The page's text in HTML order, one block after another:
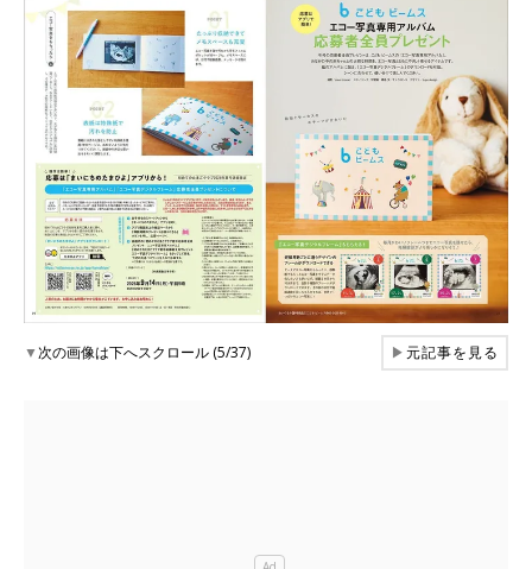
▼次の画像は下へスクロール (5/37) ▶元記事を見る